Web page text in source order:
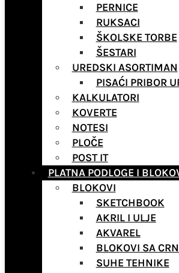
PERNICE
RUKSACI
ŠKOLSKE TORBE
ŠESTARI
UREDSKI ASORTIMAN
PISAĆI PRIBOR
KALKULATORI
KOVERTE
NOTESI
PLOČE
POST IT
PLATNA PODLOGE I
BLOKOVI
SKETCHBOOK
AKRIL I ULJE
AKVAREL
BLOKOVI SA
SUHE TEHNIKE